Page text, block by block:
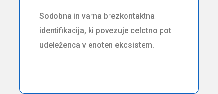
Sodobna in varna brezkontaktna
identifikacija, ki povezuje celotno pot
udeleženca v enoten ekosistem.